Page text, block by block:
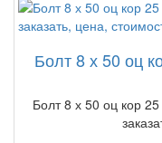
Болт 8 х 50 оц
Болт 8 х 50 оц кор